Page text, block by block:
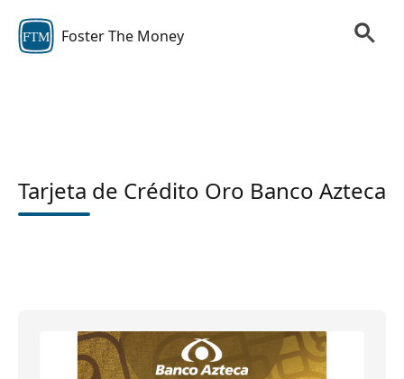
FTM Foster The Money
Tarjeta de Crédito Oro Banco Azteca